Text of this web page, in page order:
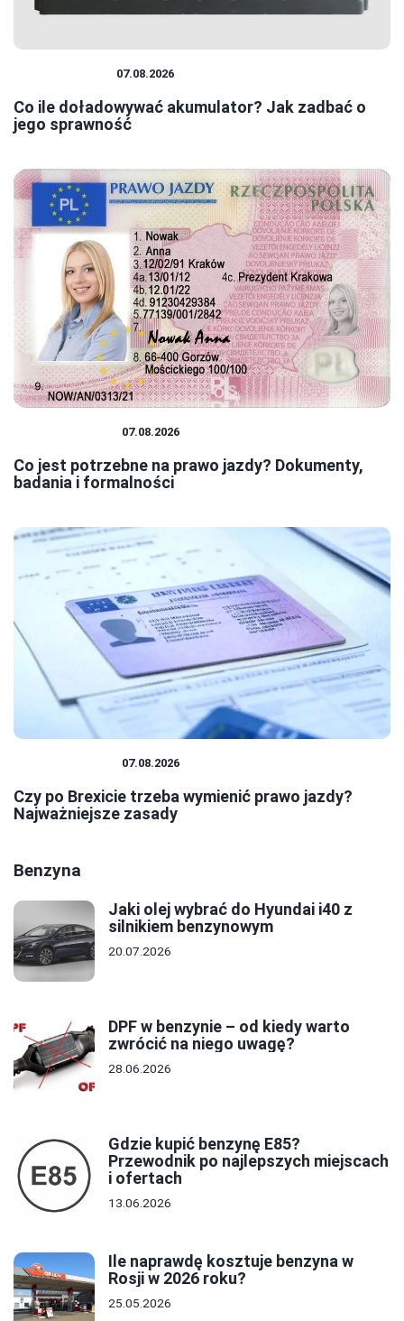
07.08.2026
Co ile doładowywać akumulator? Jak zadbać o
jego sprawność
07.08.2026
Co jest potrzebne na prawo jazdy? Dokumenty,
badania i formalności
07.08.2026
Czy po Brexicie trzeba wymienić prawo jazdy?
Najważniejsze zasady
Benzyna
Jaki olej wybrać do Hyundai i40 z
silnikiem benzynowym
20.07.2026
DPF w benzynie – od kiedy warto
zwrócić na niego uwagę?
28.06.2026
Gdzie kupić benzynę E85?
Przewodnik po najlepszych miejscach
i ofertach
13.06.2026
Ile naprawdę kosztuje benzyna w
Rosji w 2026 roku?
25.05.2026